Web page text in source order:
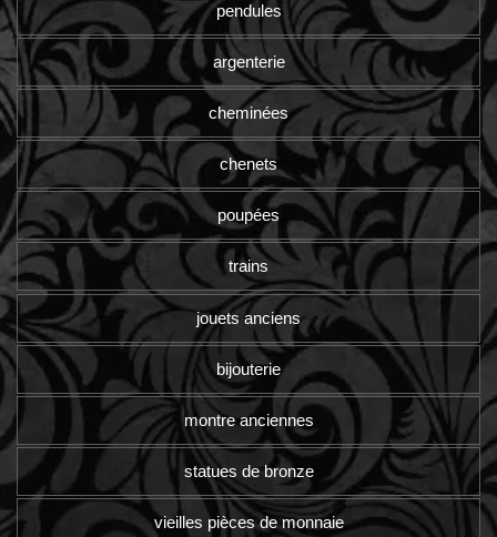
pendules
argenterie
cheminées
chenets
poupées
trains
jouets anciens
bijouterie
montre anciennes
statues de bronze
vieilles pièces de monnaie